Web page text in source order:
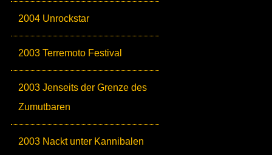
2004 Unrockstar
2003 Terremoto Festival
2003 Jenseits der Grenze des
Zumutbaren
2003 Nackt unter Kannibalen